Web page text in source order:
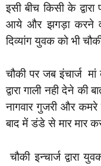
इसी बीच किसी के
आये और झगड़ा करने
दिव्यांग युवक को भी
चौकी पर जब इंचार्ज मां
द्वारा गाली नही देने की
नागवार गुजरी और
बाद में डंडे से मार मार
चौकी इन्चार्ज द्वारा